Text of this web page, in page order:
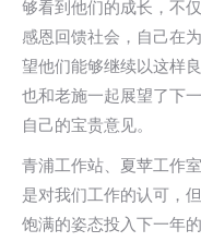
够看到他们的成长，不
感恩回馈社会，自己在
望他们能够继续以这样
也和老施一起展望了下
自己的宝贵意见。
青浦工作站、夏苹工作
是对我们工作的认可，
饱满的姿态投入下一年的